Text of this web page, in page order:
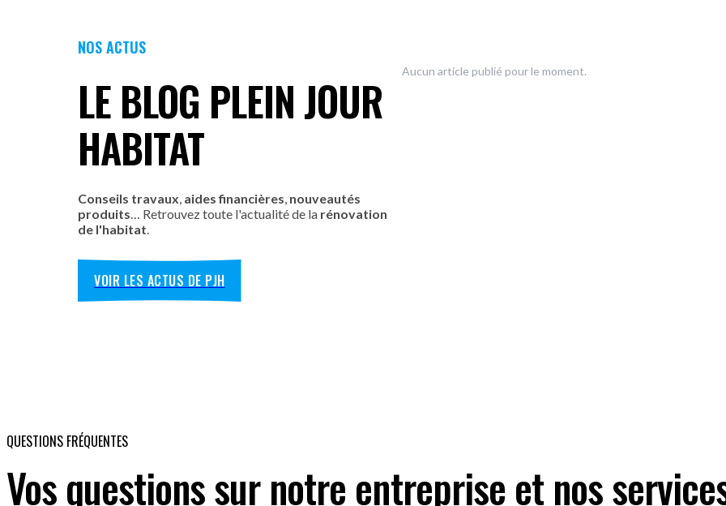
NOS ACTUS
LE BLOG PLEIN JOUR
HABITAT
Conseils travaux, aides financières, nouveautés
produits… Retrouvez toute l'actualité de la rénovation
de l'habitat.
VOIR LES ACTUS DE PJH
Aucun article publié pour le moment.
QUESTIONS FRÉQUENTES
Vos questions sur notre entreprise et nos